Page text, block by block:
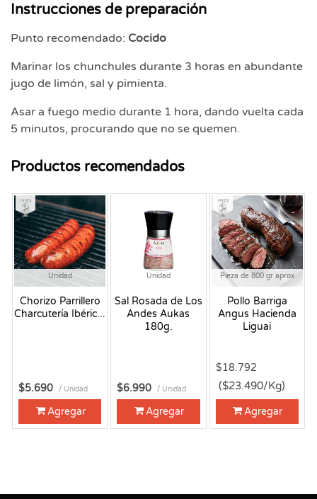
Instrucciones de preparación
Punto recomendado: Cocido
Marinar los chunchules durante 3 horas en abundante
jugo de limón, sal y pimienta.
Asar a fuego medio durante 1 hora, dando vuelta cada
5 minutos, procurando que no se quemen.
Productos recomendados
Unidad
Chorizo Parrillero
Charcutería Ibéric...
Fresco
$5.690 / Unidad
Agregar
Unidad
Sal Rosada de Los
Andes Aukas
180g.
$6.990 / Unidad
Agregar
Pieza de 800 gr aprox
Pollo Barriga
Angus Hacienda
Liguai
Fresco
$18.792
($23.490/Kg)
Agregar